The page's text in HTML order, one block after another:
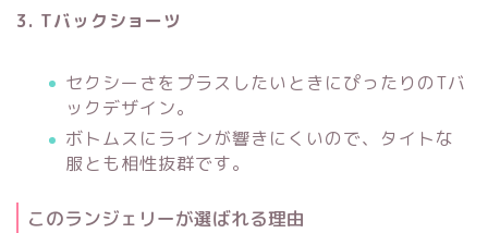
3. Tバックショーツ
セクシーさをプラスしたいときにぴったりのTバ
ックデザイン。
ボトムスにラインが響きにくいので、タイトな
服とも相性抜群です。
このランジェリーが選ばれる理由